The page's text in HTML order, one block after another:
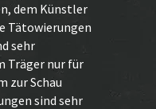
dem Künstler
Tätowierungen
sehr
Träger nur für
zur Schau
sind sehr